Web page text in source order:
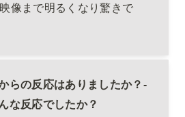
像まで明るくなり驚きで
らの反応はありましたか？-
な反応でしたか？